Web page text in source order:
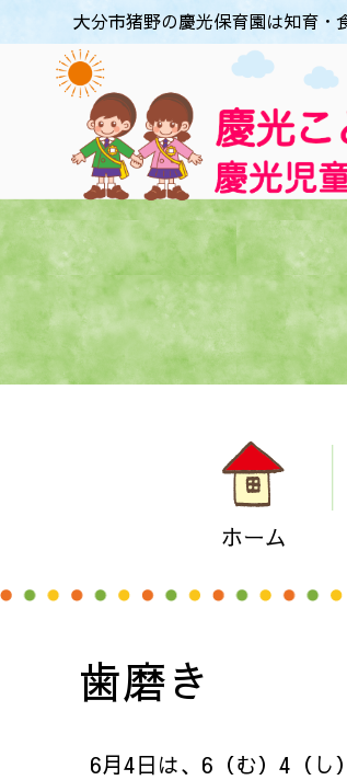
大分市猪野の慶光保育園は知育・
ホーム
歯磨き
6月4日は、6（む）4（し